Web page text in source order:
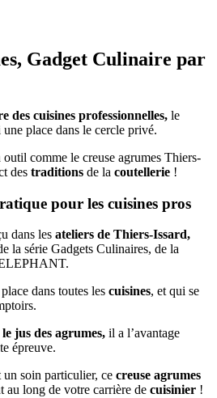
Gadget Culinaire par
des cuisines professionnelles, le
une place dans le cercle privé.
outil comme le creuse agrumes Thiers-
des traditions de la coutellerie !
pour les cuisines pros
dans les ateliers de Thiers-Issard,
la série Gadgets Culinaires, de la
dans toutes les cuisines, et qui se
jus des agrumes, il a l’avantage
épreuve.
soin particulier, ce creuse agrumes
au long de votre carrière de cuisinier !